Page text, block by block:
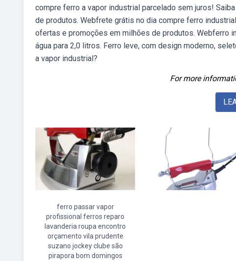
compre ferro a vapor industrial parcelado sem juros!
de produtos. Webfrete grátis no dia compre ferro
ofertas e promoções em milhões de produtos. Webferro
água para 2,0 litros. Ferro leve, com design moderno,
a vapor industrial?
For more
ferro passar vapor
profissional ferros reparo
lavanderia roupa encontro
orçamento vila prudente
suzano jockey clube são
pirapora bom domingos